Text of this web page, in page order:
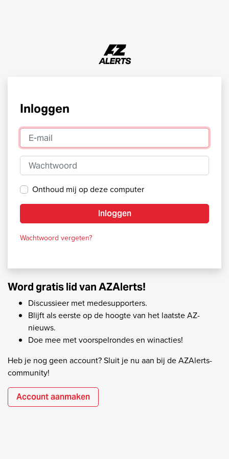
Inloggen
E-mail
Wachtwoord
Onthoud mij op deze computer
Inloggen
Wachtwoord vergeten?
Word gratis lid van AZAlerts!
Discussieer met medesupporters.
Blijft als eerste op de hoogte van het laatste AZ-
nieuws.
Doe mee met voorspelrondes en winacties!
Heb je nog geen account? Sluit je nu aan bij de AZAlerts-
community!
Account aanmaken